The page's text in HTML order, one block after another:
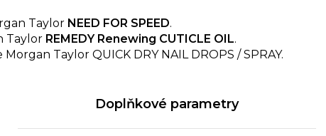
Taylor NEED FOR SPEED.
Taylor REMEDY Renewing CUTICLE OIL.
Taylor QUICK DRY NAIL DROPS / SPRAY.
Doplňkové parametry